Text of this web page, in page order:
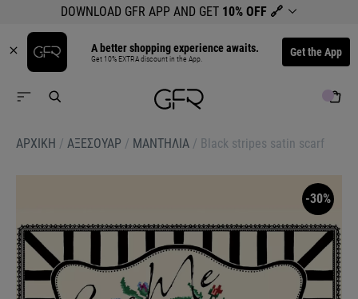
DOWNLOAD GFR APP AND GET 10% OFF 🔗
A better shopping experience awaits.
Get 10% EXTRA discount in the App. Get the App
ΑΡΧΙΚΉ / ΑΞΕΣΟΥΑΡ / ΜΑΝΤΗΛΙΑ / Black stripes satin scarf
-30%